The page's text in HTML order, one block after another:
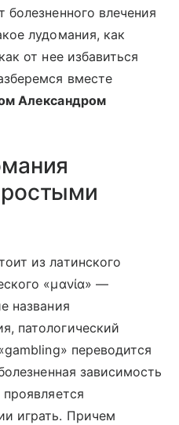
болезненного влечения
лудомания, как
от нее избавиться
вместе
Александром
из латинского
«μανία» —
названия
патологический
переводится
зависимость
играть. Причем